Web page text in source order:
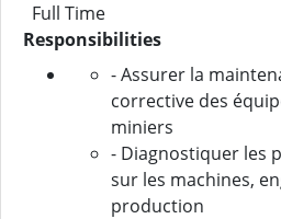
Full Time
Responsibilities
- Assurer la
corrective des
miniers
- Diagnostiquer les
sur les machines,
production